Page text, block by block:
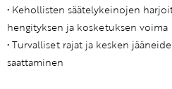
• Kehollisten säätelykeinojen
hengityksen ja kosketuksen voima
• Turvalliset rajat ja kesken
saattaminen